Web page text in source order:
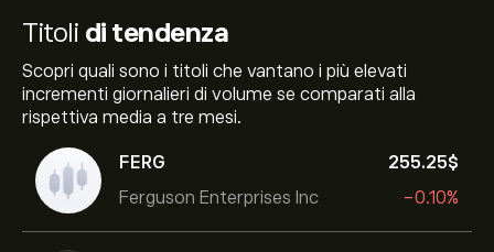
Titoli di tendenza
Scopri quali sono i titoli che vantano i più elevati
incrementi giornalieri di volume se comparati alla
rispettiva media a tre mesi.
FERG
Ferguson Enterprises Inc
255.25‎$‎
-0.10%